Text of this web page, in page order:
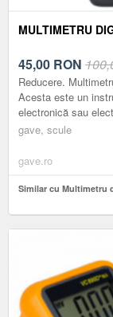
MULTIMETRU
45,00 RON
Reducere.
Acesta este un
electronică sau
gave, scule
gave.ro
Similar cu Multimetru